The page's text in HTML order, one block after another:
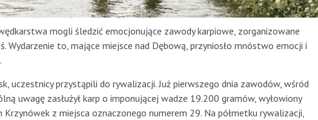
mogli śledzić emocjonujące zawody karpiowe, zorganizowane
Wydarzenie to, mające miejsce nad Dębową, przyniosło mnóstwo emocji i
uczestnicy przystąpili do rywalizacji. Już pierwszego dnia zawodów, wśród
uwagę zasłużył karp o imponującej wadze 19.200 gramów, wyłowiony
z miejsca oznaczonego numerem 29. Na półmetku rywalizacji,